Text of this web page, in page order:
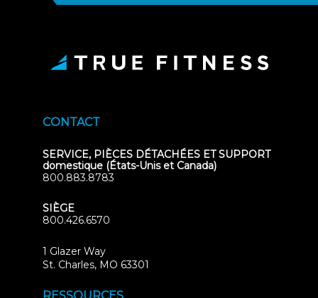
CONTACT
SERVICE, PIÈCES DÉTACHÉES ET SUPPORT
domestique (États-Unis et Canada)
800.883.8783
SIÈGE
800.426.6570
1 Glazer Way
St. Charles, MO 63301